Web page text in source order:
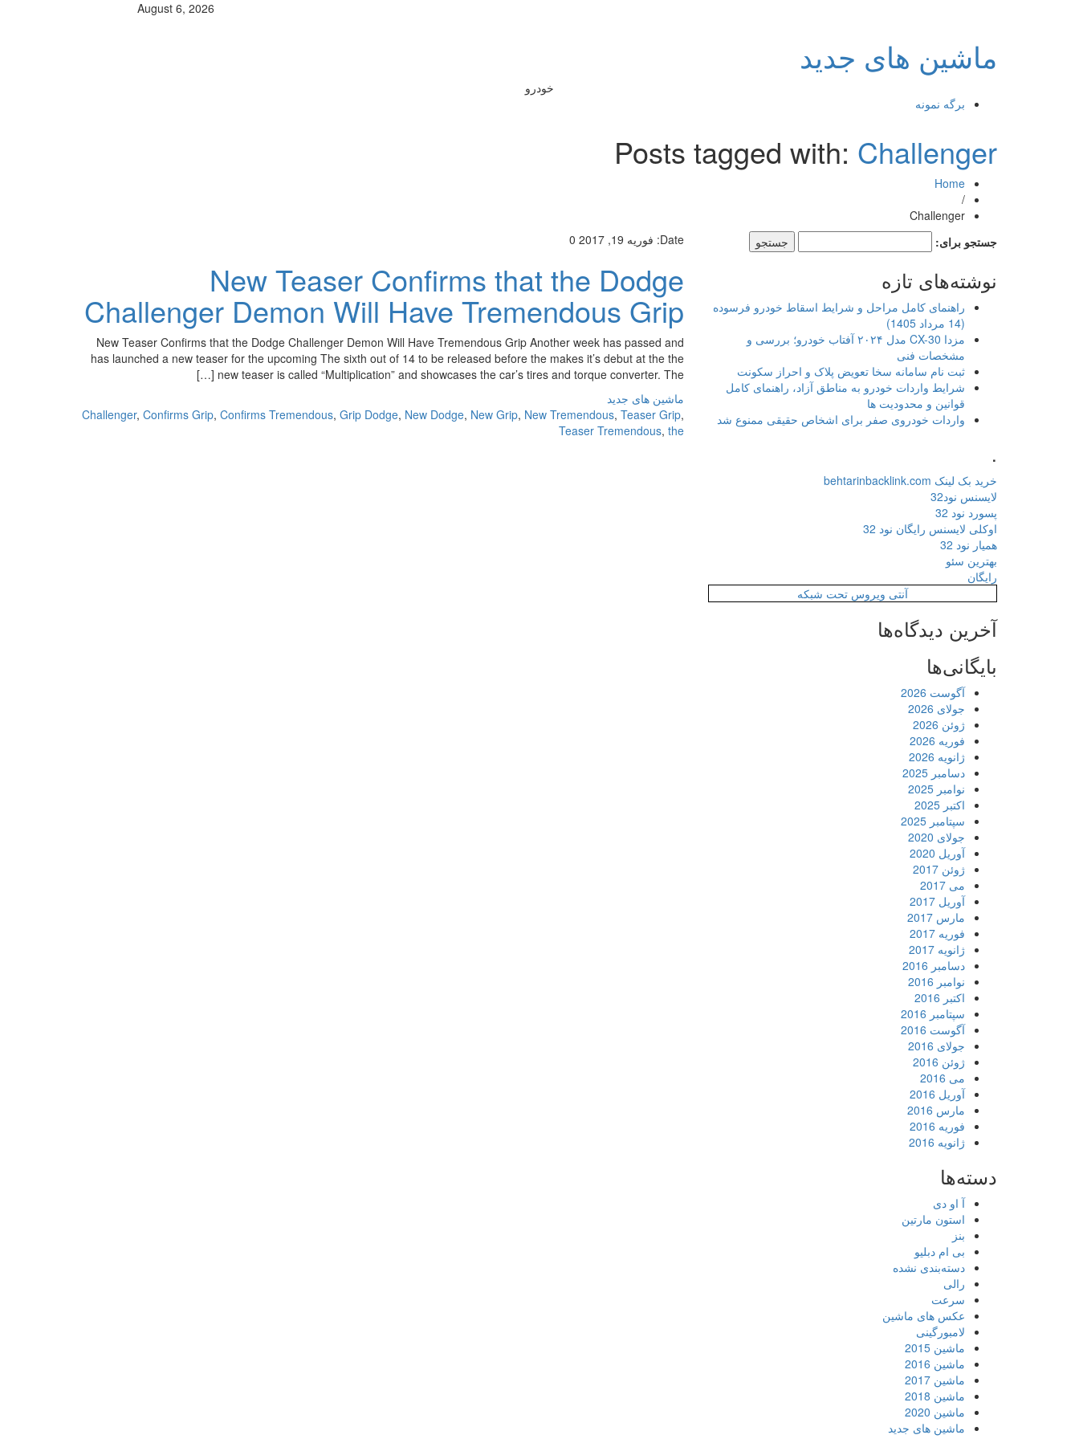
August 6, 2026
ماشین های جدید
خودرو
برگه نمونه
Posts tagged with: Challenger
Home
/
Challenger
Date: فوریه 19, 2017 0
New Teaser Confirms that the Dodge
Challenger Demon Will Have Tremendous Grip
New Teaser Confirms that the Dodge Challenger Demon Will Have Tremendous Grip Another week has passed and
has launched a new teaser for the upcoming The sixth out of 14 to be released before the makes it’s debut at the the
new teaser is called “Multiplication” and showcases the car’s tires and torque converter. The […]
ماشین های جدید
Challenger, Confirms Grip, Confirms Tremendous, Grip Dodge, New Dodge, New Grip, New Tremendous, Teaser Grip,
Teaser Tremendous, the
جستجو برای:
نوشته‌های تازه
راهنمای کامل مراحل و شرایط اسقاط خودرو فرسوده
(14 مرداد 1405)
مزدا CX-30 مدل ۲۰۲۴ آفتاب خودرو؛ بررسی و
مشخصات فنی
ثبت نام سامانه سخا تعویض پلاک و احراز سکونت
شرایط واردات خودرو به مناطق آزاد، راهنمای کامل
قوانین و محدودیت ها
واردات خودروی صفر برای اشخاص حقیقی ممنوع شد
.
خرید بک لینک behtarinbacklink.com
لایسنس نود32
پسورد نود 32
اوکلی لایسنس رایگان نود 32
همیار نود 32
بهترین سئو
رایگان
آنتی ویروس تحت شبکه
آخرین دیدگاه‌ها
بایگانی‌ها
آگوست 2026
جولای 2026
ژوئن 2026
فوریه 2026
ژانویه 2026
دسامبر 2025
نوامبر 2025
اکتبر 2025
سپتامبر 2025
جولای 2020
آوریل 2020
ژوئن 2017
می 2017
آوریل 2017
مارس 2017
فوریه 2017
ژانویه 2017
دسامبر 2016
نوامبر 2016
اکتبر 2016
سپتامبر 2016
آگوست 2016
جولای 2016
ژوئن 2016
می 2016
آوریل 2016
مارس 2016
فوریه 2016
ژانویه 2016
دسته‌ها
آ او دی
استون مارتین
بنز
بی ام دبلیو
دسته‌بندی نشده
رالی
سرعت
عکس های ماشین
لامبورگینی
ماشین 2015
ماشین 2016
ماشین 2017
ماشین 2018
ماشین 2020
ماشین های جدید